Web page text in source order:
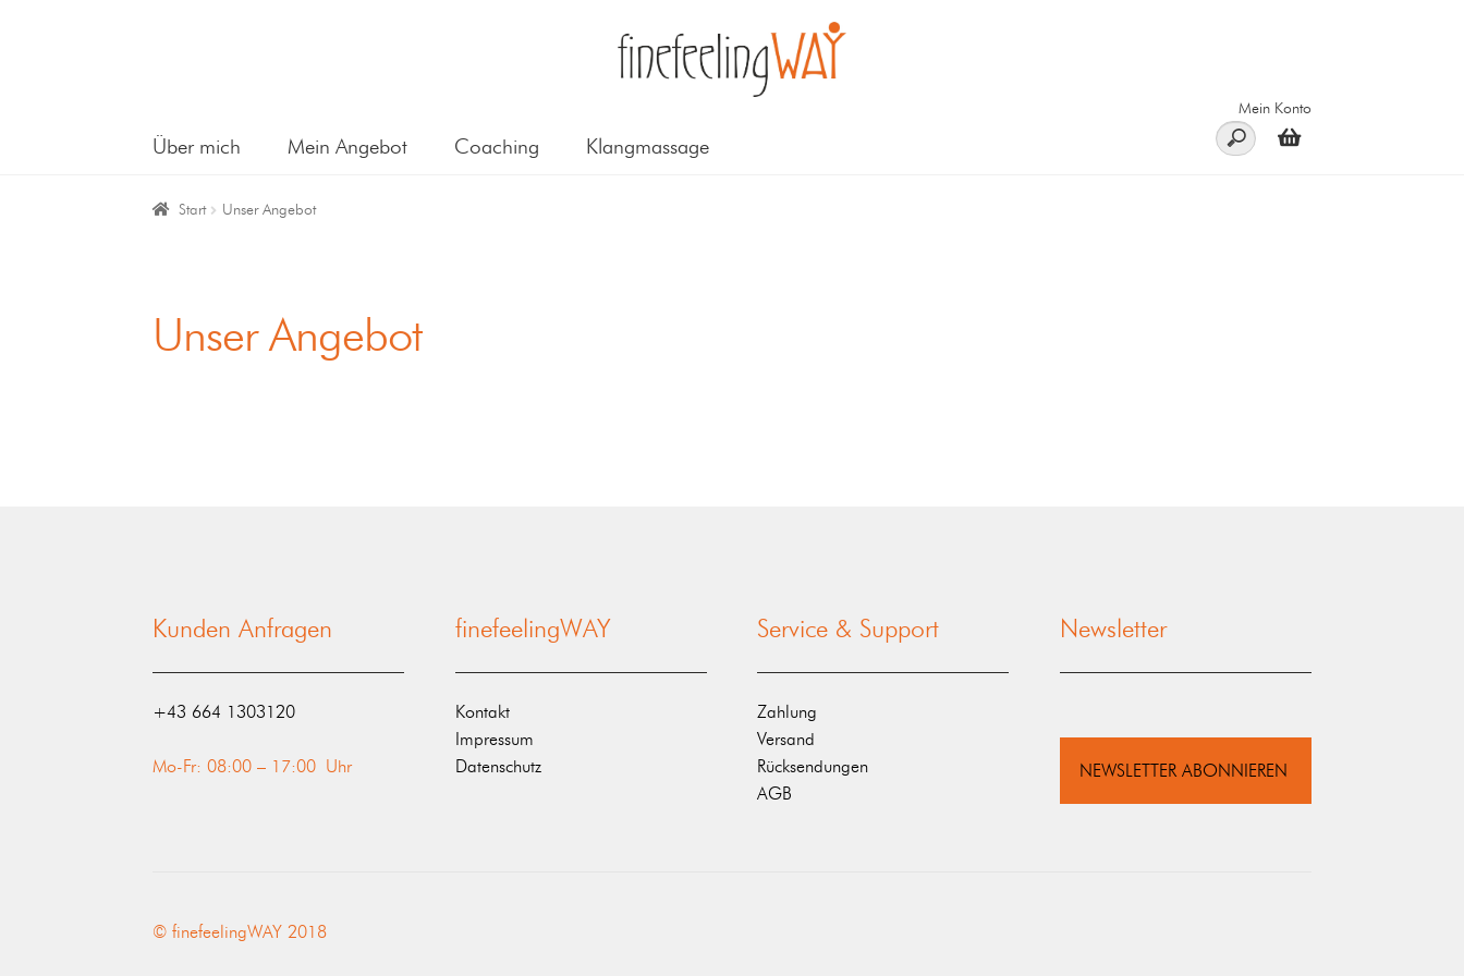
Über mich Mein Angebot Coaching Klangmassage
Mein Konto
Start Unser Angebot
Unser Angebot
Kunden Anfragen
‭+43 664 1303120‬
Mo-Fr: 08:00 – 17:00 Uhr
finefeelingWAY
Kontakt
Impressum
Datenschutz
Service & Support
Zahlung
Versand
Rücksendungen
AGB
Newsletter
NEWSLETTER ABONNIEREN
© finefeelingWAY 2018